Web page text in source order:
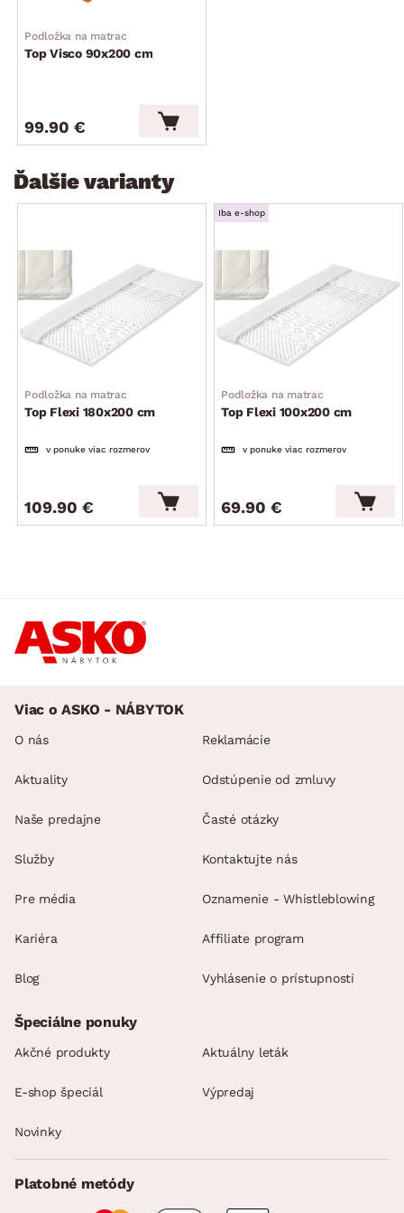
Podložka na matrac
Top Visco 90x200 cm
99.90 €
Ďalšie varianty
Podložka na matrac
Top Flexi 180x200 cm
v ponuke viac rozmerov
109.90 €
Iba e-shop
Podložka na matrac
Top Flexi 100x200 cm
v ponuke viac rozmerov
69.90 €
Viac o ASKO - NÁBYTOK
O nás
Aktuality
Naše predajne
Služby
Pre média
Kariéra
Blog
Reklamácie
Odstúpenie od zmluvy
Časté otázky
Kontaktujte nás
Oznamenie - Whistleblowing
Affiliate program
Vyhlásenie o prístupnosti
Špeciálne ponuky
Akčné produkty Aktuálny leták
E-shop špeciál Výpredaj
Novinky
Platobné metódy